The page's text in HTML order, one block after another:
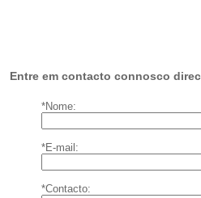
Entre em contacto connosco